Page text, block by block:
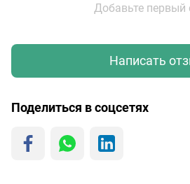
Добавьте первый
Написать
Поделиться в соцсетях